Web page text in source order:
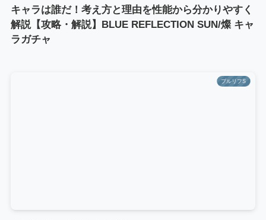
キャラは誰だ！考え方と理由を性能から分かりやすく
解説【攻略・解説】BLUE REFLECTION SUN/燦 キャ
ラガチャ
ブルリフS